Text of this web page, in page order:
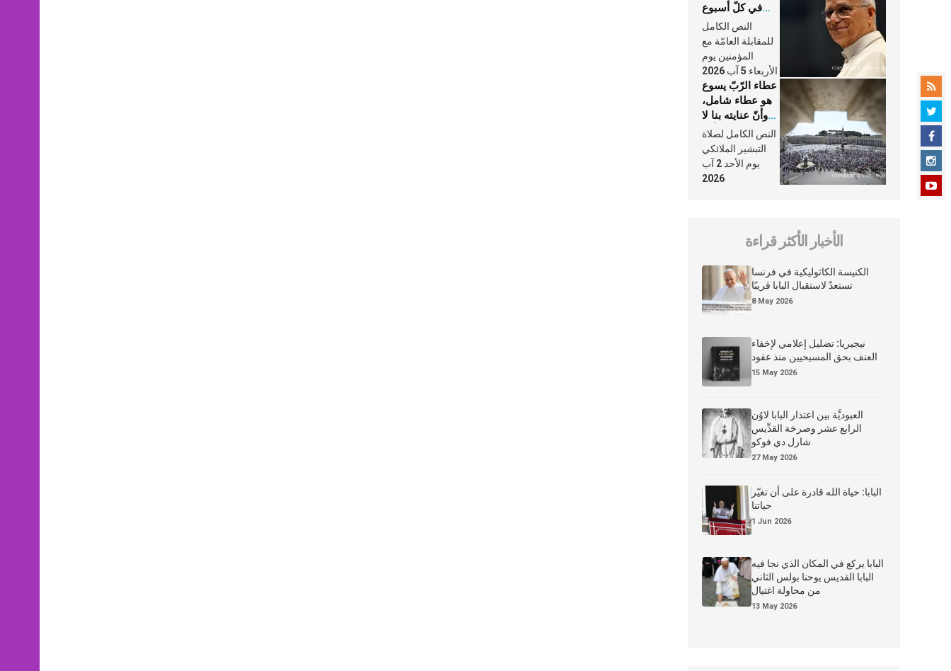
في كلّ أسبوع
وكلّ يوم، هما
النَّفَس في حياة
الكنيسة
النص الكامل
للمقابلة العامّة مع
المؤمنين يوم
الأربعاء 5 آب 2026
عطاء الرّبّ يسوع
هو عطاء شامل،
وأنّ عنايته بنا لا
تغيب عنّا أبدًا
النص الكامل لصلاة
التبشير الملائكي
يوم الأحد 2 آب
2026
الأخبار الأكثر قراءة
الكنيسة الكاثوليكية في فرنسا
تستعدّ لاستقبال البابا قريبًا
8 May 2026
نيجيريا: تضليل إعلامي لإخفاء
العنف بحق المسيحيين منذ عقود
15 May 2026
العبوديَّة بين اعتذار البابا لاوُن
الرابع عشر وصرخة القدِّيس
شارل دي فوكو
27 May 2026
البابا: حياة الله قادرة على أن تغيّر
حياتنا
1 Jun 2026
البابا يركع في المكان الذي نجا فيه
البابا القديس يوحنا بولس الثاني
من محاولة اغتيال
13 May 2026